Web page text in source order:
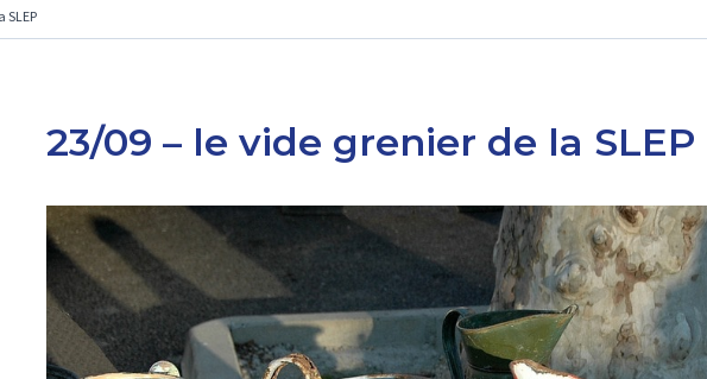
SLEP
23/09 – le vide grenier de la SLEP